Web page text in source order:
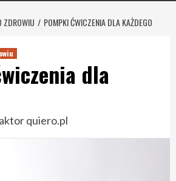
ZDROWIU POMPKI ĆWICZENIA DLA KAŻDEGO
dla
quiero.pl